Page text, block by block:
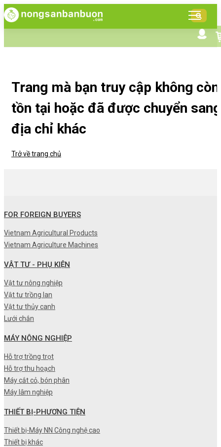
MỤC
Trang mà bạn truy cập không còn
tồn tại hoặc đã được chuyển sang
địa chỉ khác
Trở về trang chủ
FOR FOREIGN BUYERS
Vietnam Agricultural Products
Vietnam Agriculture Machines
VẬT TƯ - PHỤ KIỆN
Vật tư nông nghiệp
Vật tư trồng lan
Vật tư thủy canh
Lưới chắn
MÁY NÔNG NGHIỆP
Hỗ trợ trồng trọt
Hỗ trợ thu hoạch
Máy cắt cỏ, bón phân
Máy lâm nghiệp
THIẾT BỊ-PHƯƠNG TIỆN
Thiết bị-Máy NN Công nghệ cao
Thiết bị khác